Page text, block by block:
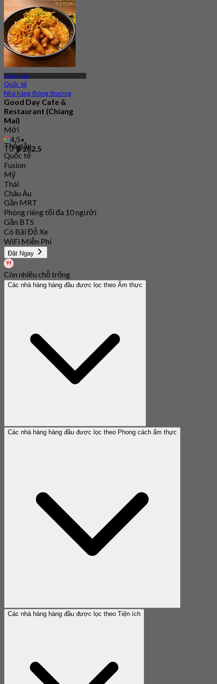
Chiang Mai
Quốc tế
Nhà hàng thông thường
Good Day Cafe &
Restaurant (Chiang
Mai)
Mới
4.5
Từ฿ 262.5
Thẻ gắn
Quốc tế
Fusion
Mỹ
Thái
Châu Âu
Gần MRT
Phòng riêng tối đa 10 người
Gần BTS
Có Bãi Đỗ Xe
WiFi Miễn Phí
Đặt Ngay
Còn nhiều chỗ trống
Các nhà hàng hàng đầu được lọc theo Ẩm thực
Các nhà hàng hàng đầu được lọc theo Phong cách ẩm thực
Các nhà hàng hàng đầu được lọc theo Tiện ích